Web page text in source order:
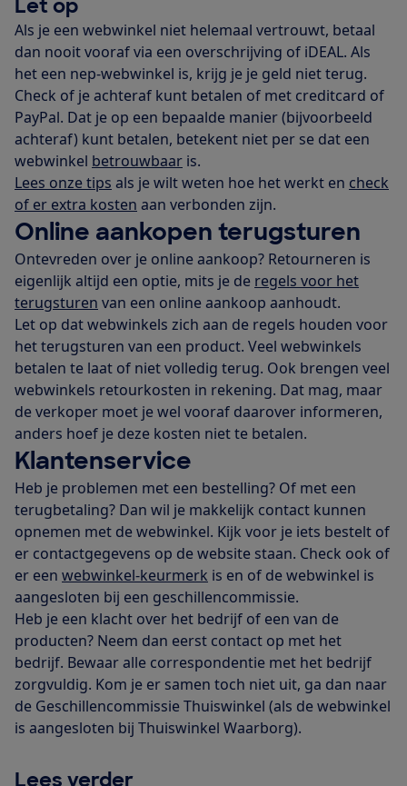
Let op
Als je een webwinkel niet helemaal vertrouwt, betaal
dan nooit vooraf via een overschrijving of iDEAL. Als
het een nep-webwinkel is, krijg je je geld niet terug.
Check of je achteraf kunt betalen of met creditcard of
PayPal. Dat je op een bepaalde manier (bijvoorbeeld
achteraf) kunt betalen, betekent niet per se dat een
webwinkel betrouwbaar is.
Lees onze tips als je wilt weten hoe het werkt en check
of er extra kosten aan verbonden zijn.
Online aankopen terugsturen
Ontevreden over je online aankoop? Retourneren is
eigenlijk altijd een optie, mits je de regels voor het
terugsturen van een online aankoop aanhoudt.
Let op dat webwinkels zich aan de regels houden voor
het terugsturen van een product. Veel webwinkels
betalen te laat of niet volledig terug. Ook brengen veel
webwinkels retourkosten in rekening. Dat mag, maar
de verkoper moet je wel vooraf daarover informeren,
anders hoef je deze kosten niet te betalen.
Klantenservice
Heb je problemen met een bestelling? Of met een
terugbetaling? Dan wil je makkelijk contact kunnen
opnemen met de webwinkel. Kijk voor je iets bestelt of
er contactgegevens op de website staan. Check ook of
er een webwinkel-keurmerk is en of de webwinkel is
aangesloten bij een geschillencommissie.
Heb je een klacht over het bedrijf of een van de
producten? Neem dan eerst contact op met het
bedrijf. Bewaar alle correspondentie met het bedrijf
zorgvuldig. Kom je er samen toch niet uit, ga dan naar
de Geschillencommissie Thuiswinkel (als de webwinkel
is aangesloten bij Thuiswinkel Waarborg).
Lees verder